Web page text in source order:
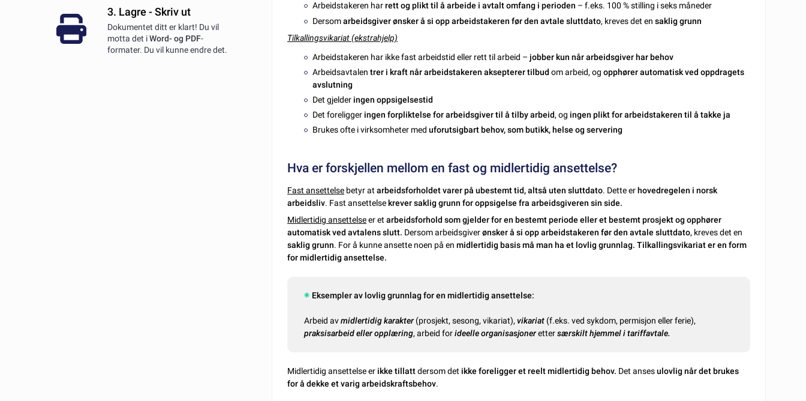
3. Lagre - Skriv ut
Dokumentet ditt er klart! Du vil
motta det iWord- og PDF-
formater. Du vil kunne endre det.
Arbeidstakeren harrett og plikt til å arbeide i avtalt omfang i perioden – f.eks. 100 % stilling i seks måneder
Dersomarbeidsgiver ønsker å si opp arbeidstakeren før den avtale sluttdato, kreves det ensaklig grunn
Tilkallingsvikariat (ekstrahjelp)
Arbeidstakeren har ikke fast arbeidstid eller rett til arbeid – jobber kun når arbeidsgiver har behov
Arbeidsavtalentrer i kraft når arbeidstakeren aksepterer tilbud om arbeid, ogopphører automatisk ved oppdragets
avslutning
Det gjelder ingen oppsigelsestid
Det foreligger ingen forpliktelse for arbeidsgiver til å tilby arbeid, og ingen plikt for arbeidstakeren til å takke ja
Brukes ofte i virksomheter meduforutsigbart behov, som butikk, helse og servering
Hva er forskjellen mellom en fast og midlertidig ansettelse?
Fast ansettelse betyr atarbeidsforholdet varer på ubestemt tid, altså uten sluttdato. Dette er hovedregelen i norsk
arbeidsliv. Fast ansettelse krever saklig grunn for oppsigelse fra arbeidsgiveren sin side.
Midlertidig ansettelseer et arbeidsforhold som gjelder for en bestemt periode eller et bestemt prosjekt og opphører
automatisk ved avtalens slutt. Dersom arbeidsgiverønsker å si opp arbeidstakeren før den avtale sluttdato, kreves det en
saklig grunn. For å kunne ansette noen på enmidlertidig basis må man ha et lovlig grunnlag. Tilkallingsvikariat er en form
for midlertidig ansettelse.
Eksempler av lovlig grunnlag for en midlertidig ansettelse:
Arbeid avmidlertidig karakter (prosjekt, sesong, vikariat),vikariat (f.eks. ved sykdom, permisjon eller ferie),
praksisarbeid eller opplæring, arbeid forideelle organisasjonerettersærskilt hjemmel i tariffavtale.
Midlertidig ansettelse er ikke tillattdersom det ikke foreligger et reelt midlertidig behov. Det ansesulovlig når det brukes
for å dekke et varig arbeidskraftsbehov.